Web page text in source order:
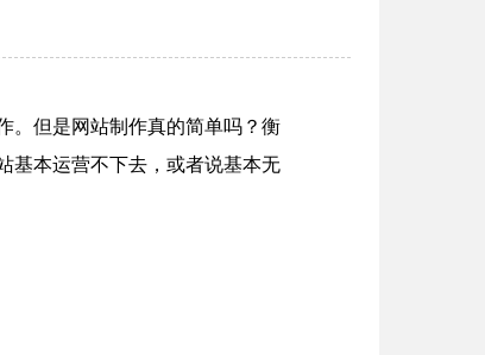
。但是网站制作真的简单吗？衡
基本运营不下去，或者说基本无